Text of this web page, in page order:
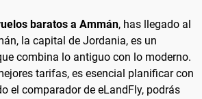
baratos a Ammán, has llegado al
la capital de Jordania, es un
combina lo antiguo con lo moderno.
tarifas, es esencial planificar con
el comparador de eLandFly, podrás